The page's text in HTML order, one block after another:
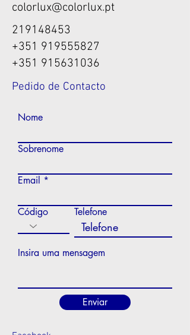
colorlux@colorlux.pt
219148453
+351 919555827
+351 915631036
Pedido de Contacto
Nome
Sobrenome
Email
Código Telefone
Insira uma mensagem
Enviar